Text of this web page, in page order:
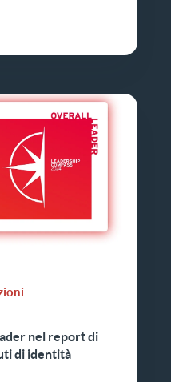
nel report di
di identità